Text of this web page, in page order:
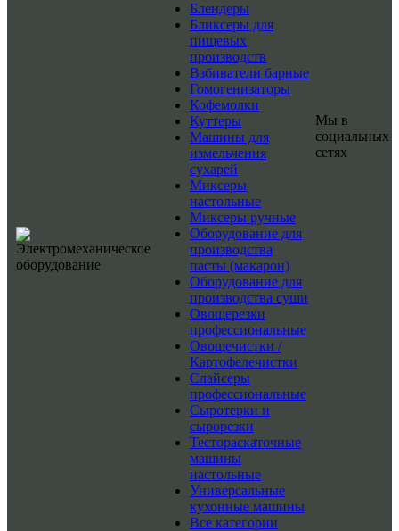
Блендеры
Бликсеры для
пищевых
производств
Взбиватели барные
Гомогенизаторы
Кофемолки
Куттеры
Машины для
измельчения
сухарей
Миксеры
настольные
Миксеры ручные
Оборудование для
производства
пасты (макарон)
Оборудование для
производства суши
Овощерезки
профессиональные
Овощечистки /
Картофелечистки
Слайсеры
профессиональные
Сыротерки и
сырорезки
Тестораскаточные
машины
настольные
Универсальные
кухонные машины
Все категории
Мы в
социальных
сетях